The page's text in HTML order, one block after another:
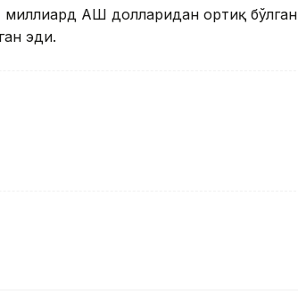
АҚШ долларидан ортиқ бўлган
эди.